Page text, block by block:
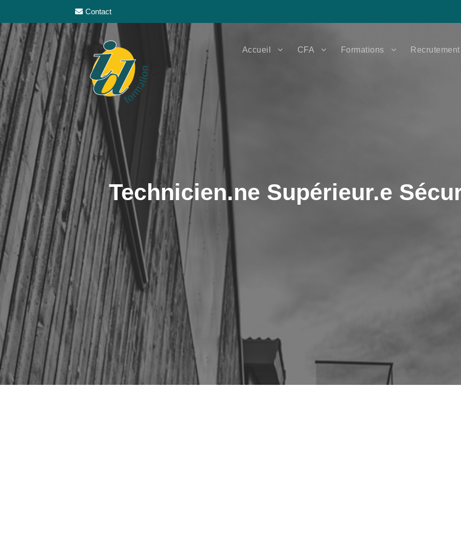
Contact
Accueil CFA Formations Recrutement
Technicien.ne Supérieur.e